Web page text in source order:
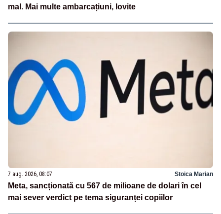
mal. Mai multe ambarcațiuni, lovite
7 aug. 2026, 08:07 Stoica Marian
Meta, sancționată cu 567 de milioane de dolari în cel
mai sever verdict pe tema siguranței copiilor